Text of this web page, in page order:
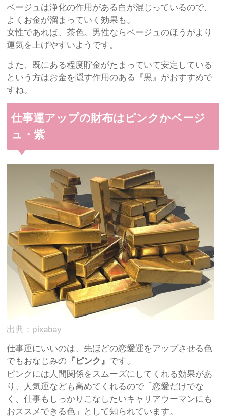
ベージュは浄化の作用がある白が混じっているので、
よくお金が溜まっていく効果も。
女性であれば、茶色。男性ならベージュのほうがより
運気を上げやすいようです。
また、既にある程度貯金がたまっていて安定している
という方はお金を隠す作用のある『黒』がおすすめで
すね。
仕事運アップの財布はピンクかベージ
ュ・紫
出典：pixabay
仕事運にいいのは、先ほどの恋愛運をアップさせる色
でもおなじみの 『ピンク』 です。
ピンクには人間関係をスムーズにしてくれる効果があ
り、人気運なども高めてくれるので「恋愛だけでな
く、仕事もしっかりこなしたいキャリアウーマンにも
おススメできる色」として知られています。